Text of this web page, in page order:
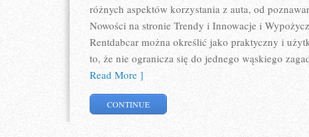
różnych aspektów korzystania z auta, od
Nowości na stronie Trendy i Innowacje i
Rentdabcar można określić jako praktyczny i
to, że nie ogranicza się do jednego wąskiego
Read More ]
CONTINUE